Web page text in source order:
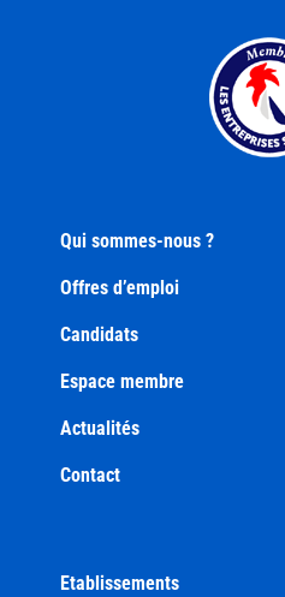
Qui sommes-nous ?
Offres d’emploi
Candidats
Espace membre
Actualités
Contact
Etablissements